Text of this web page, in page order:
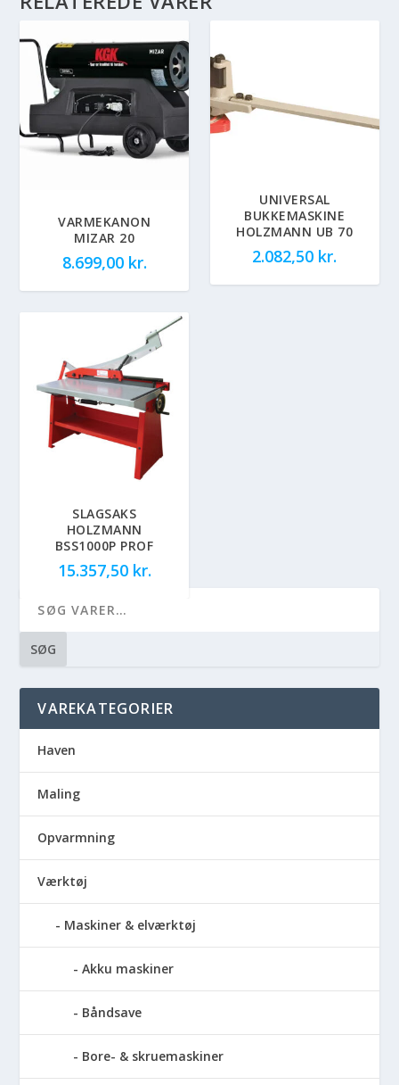
VARMEKANON
MIZAR 20
8.699,00 kr.
UNIVERSAL
BUKKEMASKINE
HOLZMANN UB 70
2.082,50 kr.
SLAGSAKS
HOLZMANN
BSS1000P PROF
15.357,50 kr.
SØG
VAREKATEGORIER
Haven
Maling
Opvarmning
Værktøj
Maskiner & elværktøj
Akku maskiner
Båndsave
Bore- & skruemaskiner